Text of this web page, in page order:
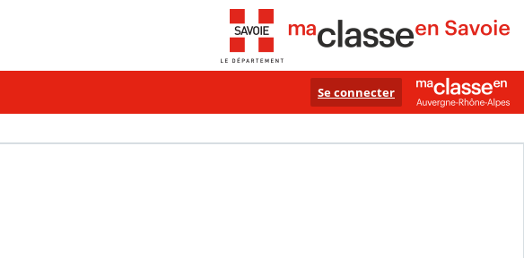
Se connecter